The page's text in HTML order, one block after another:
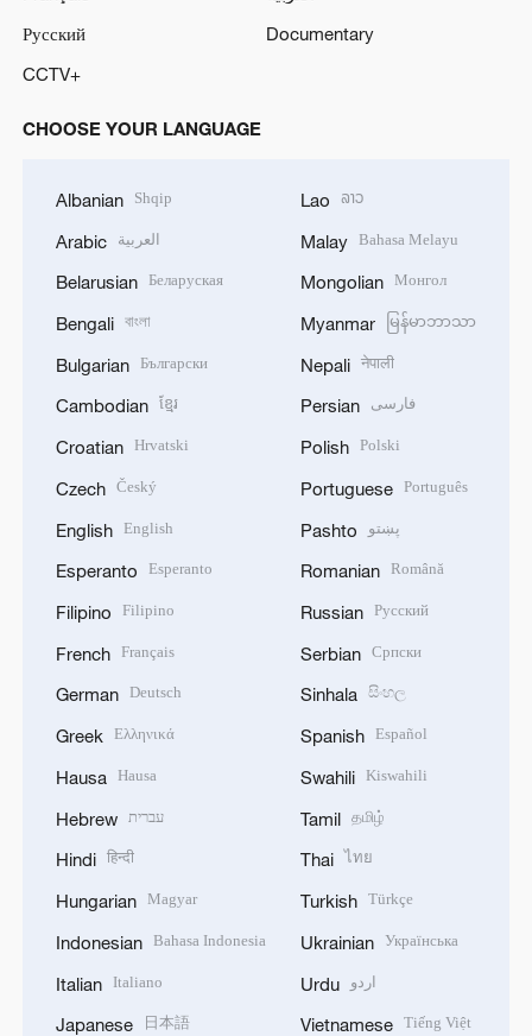
Русский
Documentary
CCTV+
CHOOSE YOUR LANGUAGE
Albanian Shqip
Arabic العربية
Belarusian Беларуская
Bengali বাংলা
Bulgarian Български
Cambodian ខ្មែរ
Croatian Hrvatski
Czech Český
English English
Esperanto Esperanto
Filipino Filipino
French Français
German Deutsch
Greek Ελληνικά
Hausa Hausa
Hebrew עברית
Hindi हिन्दी
Hungarian Magyar
Indonesian Bahasa Indonesia
Italian Italiano
Japanese 日本語
Lao ລາວ
Malay Bahasa Melayu
Mongolian Монгол
Myanmar မြန်မာဘာသာ
Nepali नेपाली
Persian فارسی
Polish Polski
Portuguese Português
Pashto پښتو
Romanian Română
Russian Русский
Serbian Српски
Sinhala සිංහල
Spanish Español
Swahili Kiswahili
Tamil தமிழ்
Thai ไทย
Turkish Türkçe
Ukrainian Українська
Urdu اردو
Vietnamese Tiếng Việt